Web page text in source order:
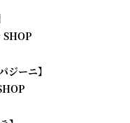
SHOP
ーニ】